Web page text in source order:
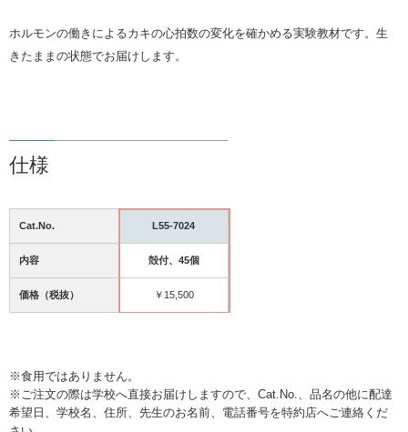
ホルモンの働きによるカキの心拍数の変化を確かめる実験教材です。生
きたままの状態でお届けします。
仕様
Cat.No. L55-7024
内容 殻付、45個
価格（税抜） ￥15,500
※食用ではありません。
※ご注文の際は学校へ直接お届けしますので、Cat.No.、品名の他に配達
希望日、学校名、住所、先生のお名前、電話番号を特約店へご連絡くだ